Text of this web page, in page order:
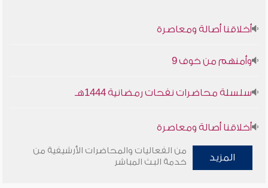
أخلاقنا أصالة ومعاصرة
وأمنهم من خوف 9
سلسلة محاضرات نفحات رمضانية 1444هـ
أخلاقنا أصالة ومعاصرة
وأمنهم من خوف 9
المزيد
من الفعاليات والمحاضرات الأرشيفية من
خدمة البث المباشر